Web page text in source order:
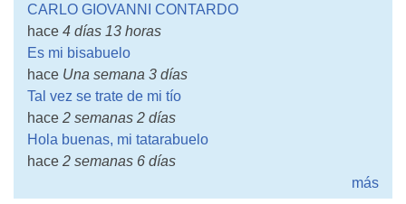
CARLO GIOVANNI CONTARDO
hace 4 días 13 horas
Es mi bisabuelo
hace Una semana 3 días
Tal vez se trate de mi tío
hace 2 semanas 2 días
Hola buenas, mi tatarabuelo
hace 2 semanas 6 días
más